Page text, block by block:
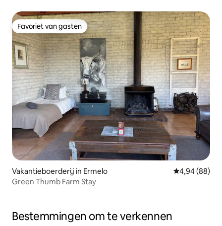
Favoriet van gasten
Favoriet van gasten
Vakantieboerderij in Ermelo Gemiddelde
4,94 (88)
Green Thumb Farm Stay
Bestemmingen om te verkennen